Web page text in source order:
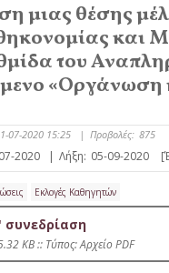
μιας θέσης
και
του
07-2020 15:25 | Προβολές: 875
2020 | Λήξη: 05-09-2020
Εκλογές Καθηγητών
συνεδρίαση
KB :: Τύπος: Αρχείο PDF